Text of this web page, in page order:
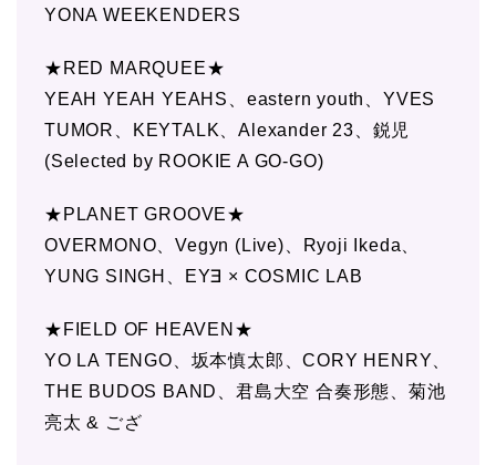
YONA WEEKENDERS
★RED MARQUEE★
YEAH YEAH YEAHS、eastern youth、YVES
TUMOR、KEYTALK、Alexander 23、鋭児
(Selected by ROOKIE A GO-GO)
★PLANET GROOVE★
OVERMONO、Vegyn (Live)、Ryoji Ikeda、
YUNG SINGH、EY∃ × COSMIC LAB
★FIELD OF HEAVEN★
YO LA TENGO、坂本慎太郎、CORY HENRY、
THE BUDOS BAND、君島大空 合奏形態、菊池
亮太 & ござ